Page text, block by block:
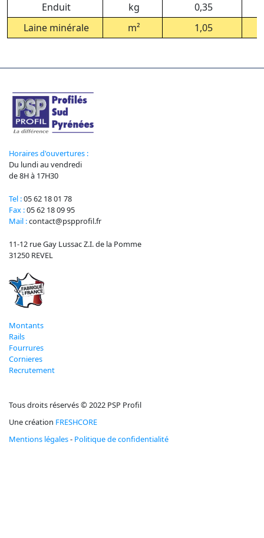
Enduit
kg
0,35
Laine minérale
m² 1,05
11-12 rue Gay Lussac Z.I. de la Pomme
31250 REVEL
Tel :05 62 18 01 78
Fax :05 62 18 09 95
Mail :contact@pspprofil.fr
Horaires d'ouvertures :
Du lundi au vendredi
de 8H à 17H30
Montants
Rails
Fourrures
Cornieres
Recrutement
Tous droits réservés © 2022 PSP Profil
Une création FRESHCORE
Mentions légales- Politique de confidentialité